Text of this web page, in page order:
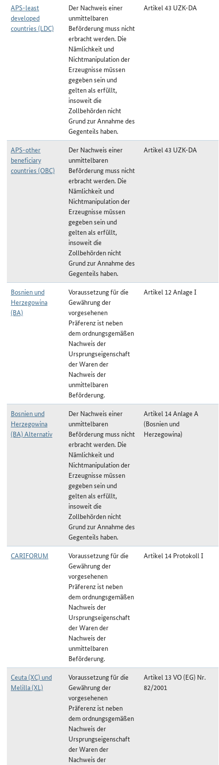
APS-least
developed
countries (LDC)
Der Nachweis einer
unmittelbaren
Beförderung muss nicht
erbracht werden. Die
Nämlichkeit und
Nichtmanipulation der
Erzeugnisse müssen
gegeben sein und
gelten als erfüllt,
insoweit die
Zollbehörden nicht
Grund zur Annahme des
Gegenteils haben.
Artikel 43 UZK-DA
APS-other
beneficiary
countries (OBC)
Der Nachweis einer
unmittelbaren
Beförderung muss nicht
erbracht werden. Die
Nämlichkeit und
Nichtmanipulation der
Erzeugnisse müssen
gegeben sein und
gelten als erfüllt,
insoweit die
Zollbehörden nicht
Grund zur Annahme des
Gegenteils haben.
Artikel 43 UZK-DA
Bosnien und
Herzegowina
(BA)
Voraussetzung für die
Gewährung der
vorgesehenen
Präferenz ist neben
dem ordnungsgemäßen
Nachweis der
Ursprungseigenschaft
der Waren der
Nachweis der
unmittelbaren
Beförderung.
Artikel 12 Anlage I
Bosnien und
Herzegowina
(BA) Alternativ
Der Nachweis einer
unmittelbaren
Beförderung muss nicht
erbracht werden. Die
Nämlichkeit und
Nichtmanipulation der
Erzeugnisse müssen
gegeben sein und
gelten als erfüllt,
insoweit die
Zollbehörden nicht
Grund zur Annahme des
Gegenteils haben.
Artikel 14 Anlage A
(Bosnien und
Herzegowina)
CARIFORUM
Voraussetzung für die
Gewährung der
vorgesehenen
Präferenz ist neben
dem ordnungsgemäßen
Nachweis der
Ursprungseigenschaft
der Waren der
Nachweis der
unmittelbaren
Beförderung.
Artikel 14 Protokoll I
Ceuta (XC) und
Melilla (XL)
Voraussetzung für die
Gewährung der
vorgesehenen
Präferenz ist neben
dem ordnungsgemäßen
Nachweis der
Ursprungseigenschaft
der Waren der
Nachweis der
Artikel 13 VO (EG) Nr.
82/2001